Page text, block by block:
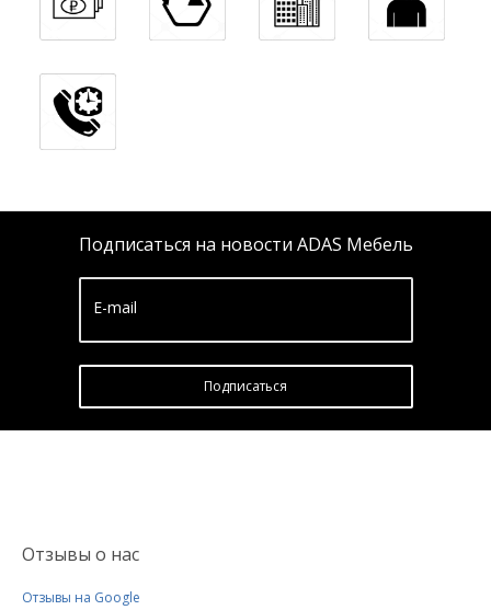
Подписаться на новости ADAS Мебель
E-mail
Подписатьcя
Отзывы о нас
Отзывы на Google